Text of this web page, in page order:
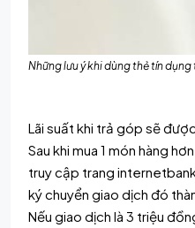
Những lưu ý khi dùng thẻ tín
Lãi suất khi trả góp sẽ
Sau khi mua 1 món hàng
truy cập trang
ký chuyển giao dịch đó
Nếu giao dịch là 3 triệu